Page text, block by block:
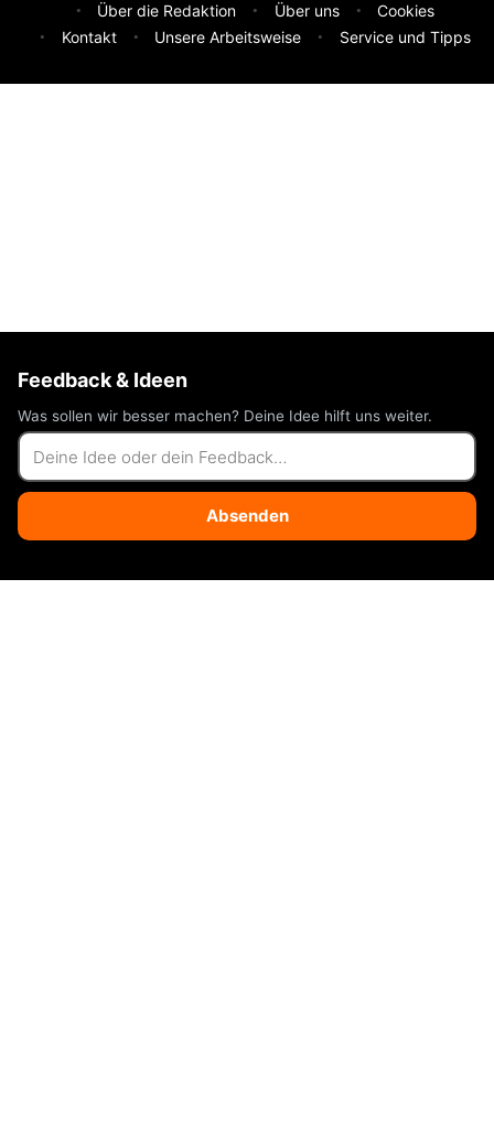
Über die Redaktion
Über uns
Cookies
Kontakt
Unsere Arbeitsweise Service und Tipps
Feedback & Ideen
Was sollen wir besser machen? Deine Idee hilft uns weiter.
Absenden